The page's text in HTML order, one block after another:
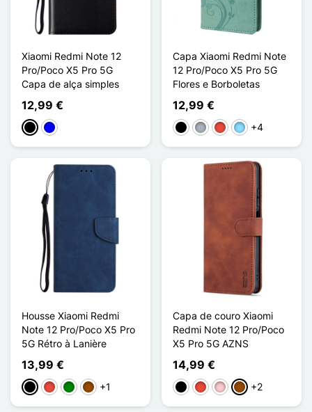
Xiaomi Redmi Note 12
Pro/Poco X5 Pro 5G
Capa de alça simples
12,99 €
PretoAzul
Capa Xiaomi Redmi Note
12 Pro/Poco X5 Pro 5G
Flores e Borboletas
12,99 €
PretoCinzentoVermelho
Azul Claro
+4
Housse Xiaomi Redmi
Note 12 Pro/Poco X5 Pro
5G Rétro à Lanière
13,99 €
PretoVermelho
VerdeCastanho
+1
Capa de couro Xiaomi
Redmi Note 12 Pro/Poco
X5 Pro 5G AZNS
14,99 €
PretoVermelho
RosaCastanho
+2